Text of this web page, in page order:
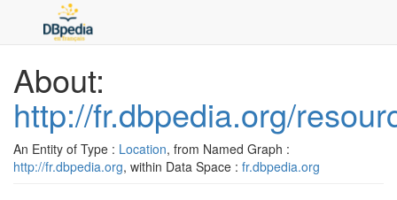
About:
http://fr.dbpedia.org/
An Entity of Type : Location, from Named Graph :
http://fr.dbpedia.org, within Data Space : fr.dbpedia.org